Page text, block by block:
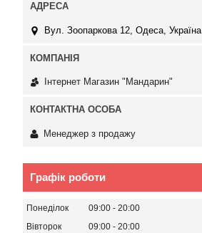
Вул. Зоопаркова 12, Одеса, Україна
Інтернет Магазин "Мандарин"
Менеджер з продажу
Графік роботи
Понеділок 09:00
20:00
Вівторок
09:00
20:00